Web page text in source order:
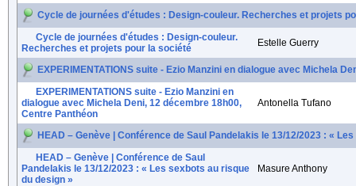
Cycle de journées d'études : Design-couleur. Recherches et projets
Cycle de journées d'études : Design-couleur.
Recherches et projets pour la société
Estelle Guerry
EXPERIMENTATIONS suite - Ezio Manzini en dialogue avec Michela
EXPERIMENTATIONS suite - Ezio Manzini en
dialogue avec Michela Deni, 12 décembre 18h00,
Centre Panthéon
Antonella Tufano
HEAD – Genève | Conférence de Saul Pandelakis le 13/12/2023 : «
HEAD – Genève | Conférence de Saul
Pandelakis le 13/12/2023 : « Les sexbots au risque
du design »
Masure Anthony